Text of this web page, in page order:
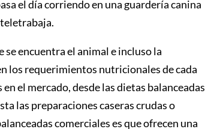
el día corriendo en una guardería canina
se encuentra el animal e incluso la
los requerimientos nutricionales de cada
el mercado, desde las dietas balanceadas
las preparaciones caseras crudas o
comerciales es que ofrecen una